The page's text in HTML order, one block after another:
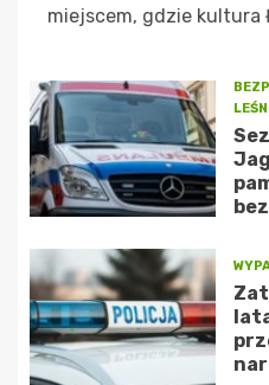
miejscem, gdzie kultura